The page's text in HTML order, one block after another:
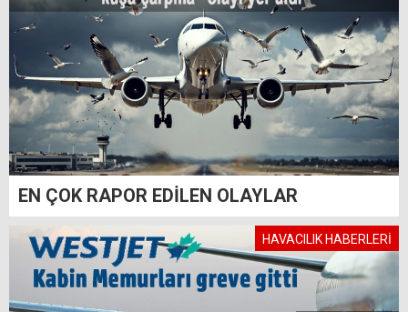
EN ÇOK RAPOR EDİLEN OLAYLAR
HAVACILIK HABERLERİ